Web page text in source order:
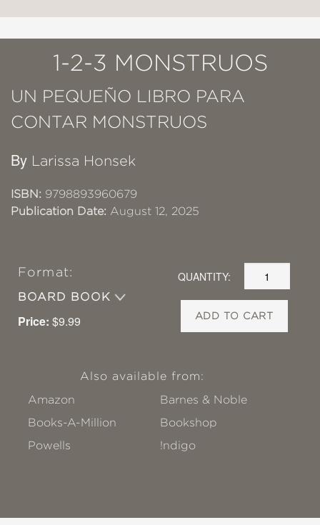
1-2-3 MONSTRUOS
UN PEQUEÑO LIBRO PARA
CONTAR MONSTRUOS
By Larissa Honsek
ISBN: 9798893960679
Publication Date: August 12, 2025
Format:
BOARD BOOK
Price: $9.99
QUANTITY:
ADD TO CART
Also available from:
Amazon
Barnes & Noble
Books-A-Million
Bookshop
Powells
!ndigo